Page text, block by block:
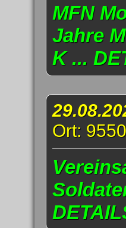
MFN
Jahre
K ...
Ort: